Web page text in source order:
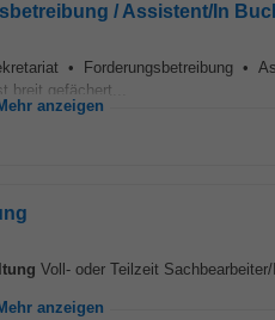
/ Assistent/In
• Forderungsbetreibung •
breit gefächert...
anzeigen
Voll- oder Teilzeit
anzeigen